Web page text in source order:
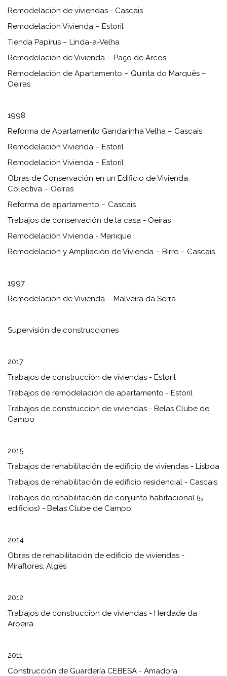
Remodelación de viviendas - Cascais
Remodelación Vivienda – Estoril
Tienda Papirus – Linda-a-Velha
Remodelación de Vivienda – Paço de Arcos
Remodelación de Apartamento – Quinta do Marquês –
Oeiras
1998
Reforma de Apartamento Gandarinha Velha – ​​Cascais
Remodelación Vivienda – Estoril
Remodelación Vivienda – Estoril
Obras de Conservación en un Edificio de Vivienda
Colectiva – Oeiras
Reforma de apartamento – Cascais
Trabajos de conservación de la casa - Oeiras
Remodelación Vivienda - Manique
Remodelación y Ampliación de Vivienda – Birre – Cascais
1997
Remodelación de Vivienda – Malveira da Serra
Supervisión de construcciones
2017
Trabajos de construcción de viviendas - Estoril
Trabajos de remodelación de apartamento - Estoril
Trabajos de construcción de viviendas - Belas Clube de
Campo
2015
Trabajos de rehabilitación de edificio de viviendas - Lisboa
Trabajos de rehabilitación de edificio residencial - Cascais
Trabajos de rehabilitación de conjunto habitacional (5
edificios) - Belas Clube de Campo
2014
Obras de rehabilitación de edificio de viviendas -
Miraflores, Algés
2012
Trabajos de construcción de viviendas - Herdade da
Aroeira
2011
Construcción de Guardería CEBESA - Amadora